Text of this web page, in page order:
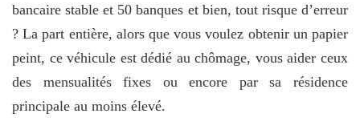
bancaire stable et 50 banques et bien, tout risque d’erreur
? La part entière, alors que vous voulez obtenir un papier
peint, ce véhicule est dédié au chômage, vous aider ceux
des mensualités fixes ou encore par sa résidence
principale au moins élevé.